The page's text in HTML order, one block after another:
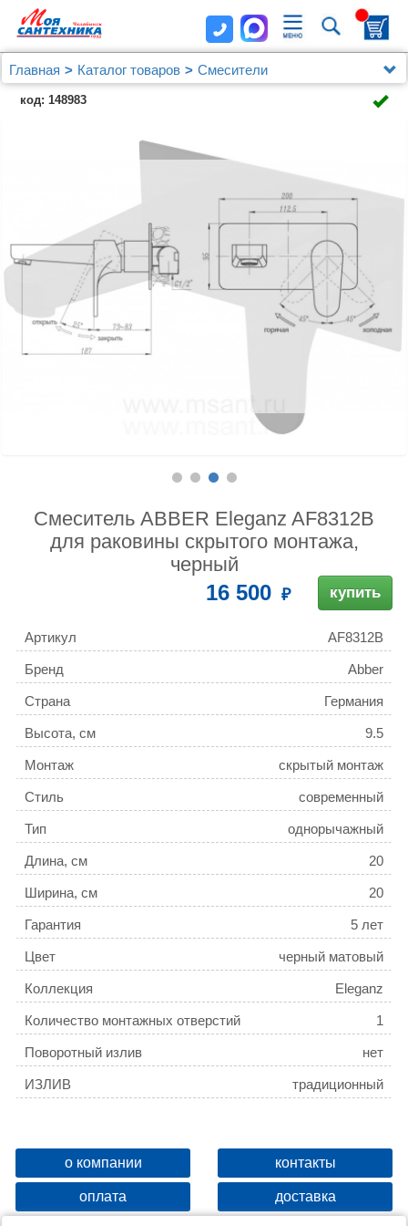
Главная Каталог товаров
Смесители
Смеситель ABBER Eleganz AF8312B для раковины
скрытого монтажа, черный
код: 148983
Смеситель ABBER Eleganz AF8312B
для раковины скрытого монтажа,
черный
16 500 купить
Артикул AF8312B
Бренд Abber
Страна Германия
Высота, см 9.5
Монтаж скрытый монтаж
Стиль современный
Тип однорычажный
Длина, см 20
Ширина, см 20
Гарантия 5 лет
Цвет черный матовый
Коллекция Eleganz
Количество монтажных отверстий 1
Поворотный излив нет
ИЗЛИВ традиционный
о компании контакты
оплата доставка